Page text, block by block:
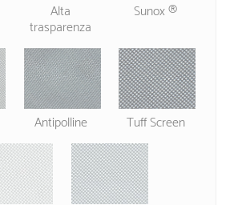
Alta
trasparenza
Sunox ®
Antipolline Tuff Screen